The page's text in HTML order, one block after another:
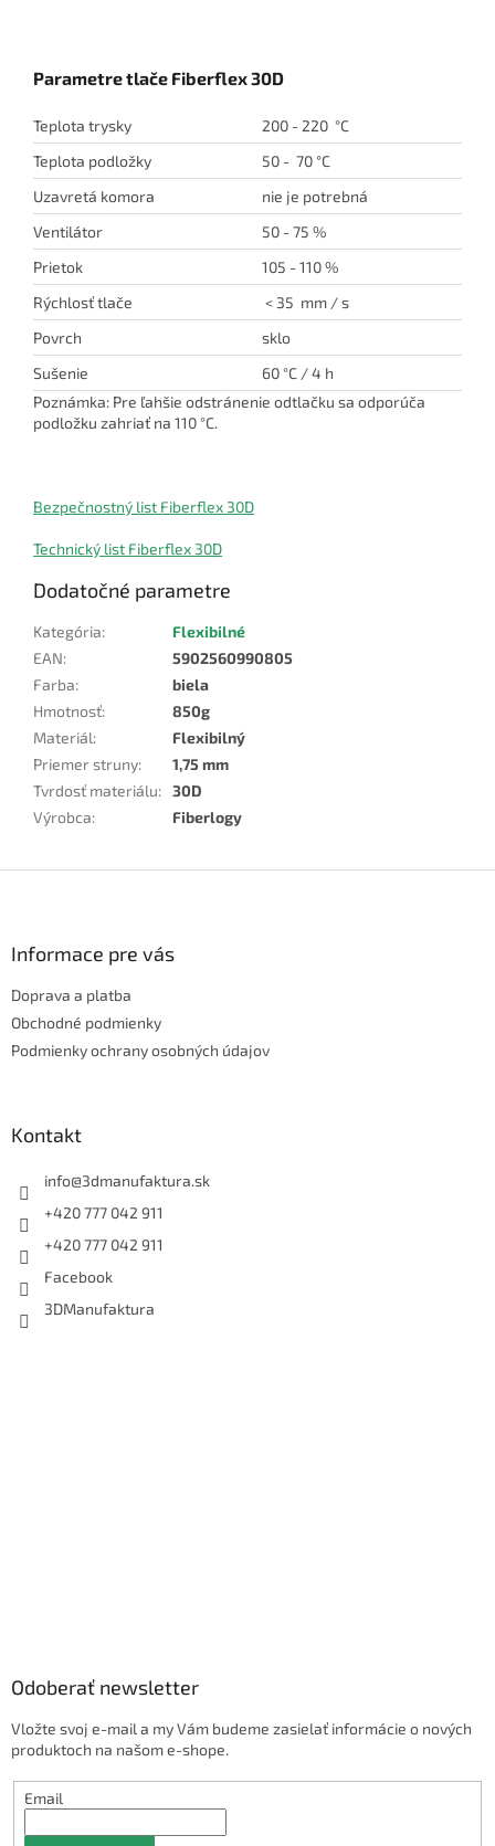
Parametre tlače Fiberflex 30D
Teplota trysky
200 - 220 °C
Teplota podložky
50 - 70 °C
Uzavretá komora
nie je potrebná
Ventilátor
50 - 75 %
Prietok
105 - 110 %
Rýchlosť tlače
< 35 mm / s
Povrch
sklo
Sušenie
60 °C / 4 h
Poznámka: Pre ľahšie odstránenie odtlačku sa odporúča
podložku zahriať na 110 °C.
Bezpečnostný list Fiberflex 30D
Technický list Fiberflex 30D
Dodatočné parametre
Kategória:
Flexibilné
EAN:
5902560990805
Farba:
biela
Hmotnosť:
850g
Materiál:
Flexibilný
Priemer struny:
1,75 mm
Tvrdosť materiálu: 30D
Výrobca: Fiberlogy
Informace pre vás
Doprava a platba
Obchodné podmienky
Podmienky ochrany osobných údajov
Kontakt
info@3dmanufaktura.sk
+420 777 042 911
+420 777 042 911
Facebook
3DManufaktura
Odoberať newsletter
Vložte svoj e-mail a my Vám budeme zasielať informácie o nových
produktoch na našom e-shope.
Email